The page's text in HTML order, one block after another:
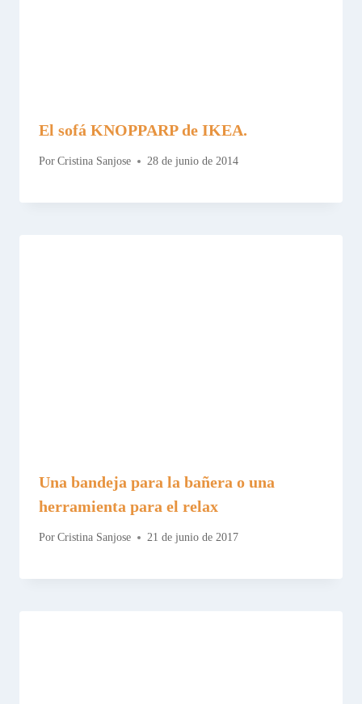
El sofá KNOPPARP de IKEA.
Por Cristina Sanjose 28 de junio de 2014
Una bandeja para la bañera o una
herramienta para el relax
Por Cristina Sanjose 21 de junio de 2017